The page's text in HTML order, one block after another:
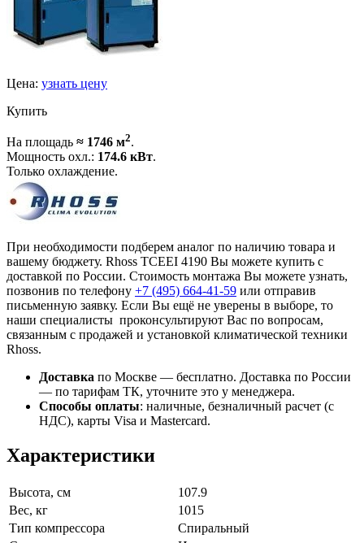
Цена: узнать цену
Купить
На площадь ≈ 1746 м2.
Мощность охл.: 174.6 кВт.
Только охлаждение.
При необходимости подберем аналог по наличию товара и
вашему бюджету. Rhoss TCEEI 4190 Вы можете купить с
доставкой по России. Стоимость монтажа Вы можете узнать,
позвонив по телефону +7 (495) 664-41-59 или отправив
письменную заявку. Если Вы ещё не уверены в выборе, то
наши специалисты проконсультируют Вас по вопросам,
связанным с продажей и установкой климатической техники
Rhoss.
Доставка по Москве — бесплатно. Доставка по России
— по тарифам ТК, уточните это у менеджера.
Способы оплаты: наличные, безналичный расчет (с
НДС), карты Visa и Mastercard.
Характеристики
Высота, см
107.9
Вес, кг
1015
Тип компрессора
Спиральный